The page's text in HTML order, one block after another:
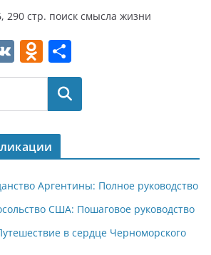
290 стр. поиск смысла жизни
V
K
O
d
o
kl
a
ss
ni
ki
т
п
р
в
и
т
ь
Поиск
Аргентины: Полное руководство
США: Пошаговое руководство
в сердце Черноморского